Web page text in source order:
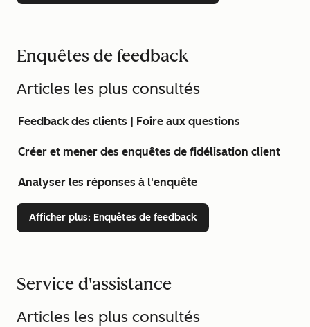
Enquêtes de feedback
Articles les plus consultés
Feedback des clients | Foire aux questions
Créer et mener des enquêtes de fidélisation client
Analyser les réponses à l'enquête
Afficher plus: Enquêtes de feedback
Service d'assistance
Articles les plus consultés